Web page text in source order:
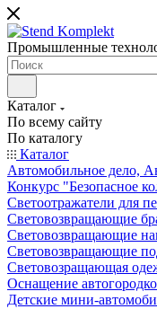
Промышленные
Каталог
По всему сайту
По каталогу
Каталог
Автомобильное дело,
Конкурс "Безопасное
Светоотражатели для
Световозвращающие
Световозвращающие
Световозвращающие
Световозращающая
Оснащение
Детские мини-